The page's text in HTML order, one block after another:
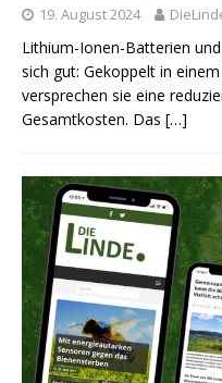
19. August 2024
Lithium-Ionen-Batterien
sich gut: Gekoppelt in
versprechen sie eine
Gesamtkosten. Das […]